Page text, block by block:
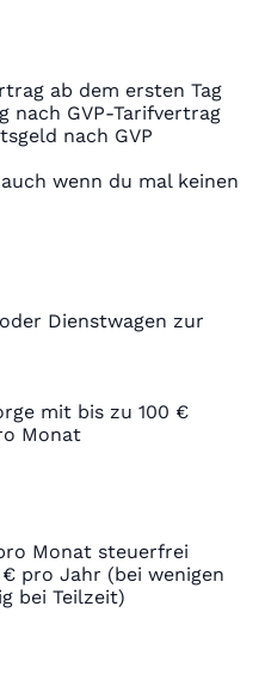
ab dem ersten Tag
nach GVP-Tarifvertrag
nach GVP
wenn du mal keinen
Dienstwagen zur
mit bis zu 100 €
Monat
Monat steuerfrei
pro Jahr (bei wenigen
bei Teilzeit)